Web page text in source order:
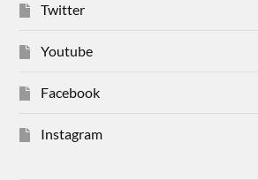
Twitter
Youtube
Facebook
Instagram